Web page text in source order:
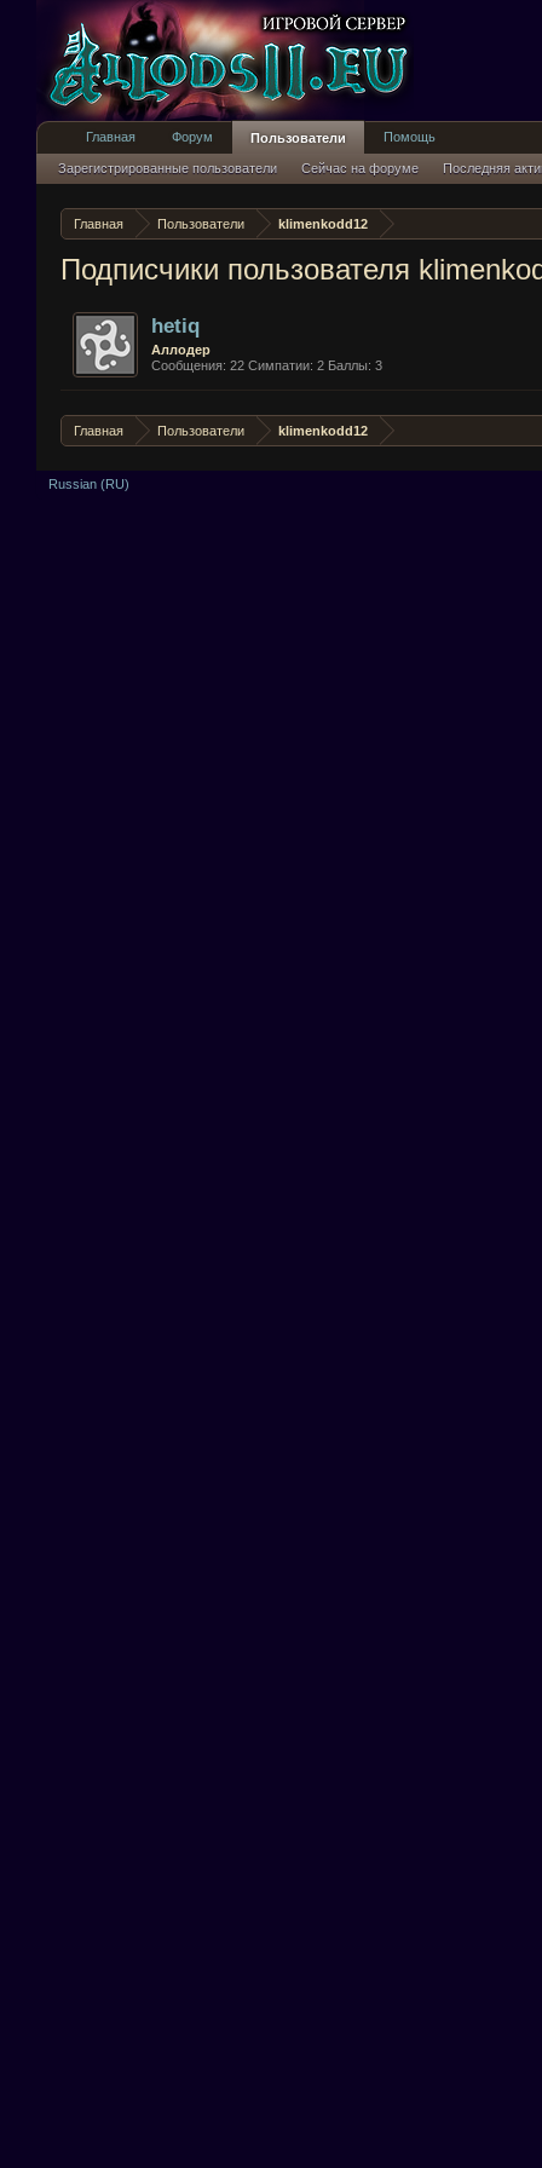
Главная Пользователи klimenkodd12
Подписчики пользователя
hetiq
Аллодер
Сообщения: 22 Симпатии: 2 Баллы: 3
Главная Пользователи klimenkodd12
Главная Форум Пользователи
Зарегистрированные пользователи Сейчас на форуме Последняя
Помощь
Russian (RU)